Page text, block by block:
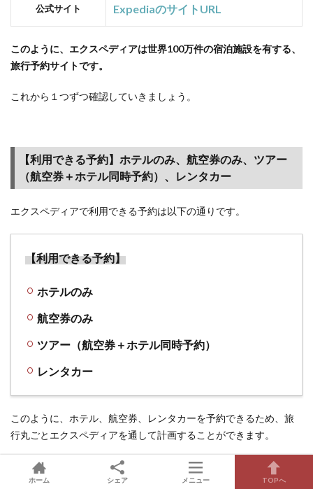
公式サイト ExpediaのサイトURL
このように、エクスペディアは世界100万件の宿泊施設を有する、
旅行予約サイトです。
これから１つずつ確認していきましょう。
【利用できる予約】ホテルのみ、航空券のみ、ツアー
（航空券＋ホテル同時予約）、レンタカー
エクスペディアで利用できる予約は以下の通りです。
【利用できる予約】
ホテルのみ
航空券のみ
ツアー（航空券＋ホテル同時予約）
レンタカー
このように、ホテル、航空券、レンタカーを予約できるため、旅
行丸ごとエクスペディアを通して計画することができます。
ホーム シェア メニュー TOPへ